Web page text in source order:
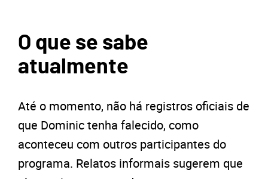
O que se sabe
atualmente
Até o momento, não há registros oficiais de
que Dominic tenha falecido, como
aconteceu com outros participantes do
programa. Relatos informais sugerem que